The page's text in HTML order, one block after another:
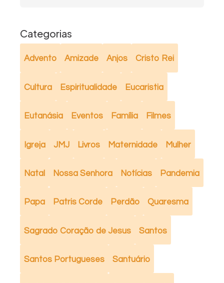
Categorias
Advento Amizade Anjos Cristo Rei
Cultura Espiritualidade Eucaristia
Eutanásia Eventos Família Filmes
Igreja JMJ Livros Maternidade Mulher
Natal Nossa Senhora Notícias Pandemia
Papa Patris Corde Perdão Quaresma
Sagrado Coração de Jesus Santos
Santos Portugueses Santuário